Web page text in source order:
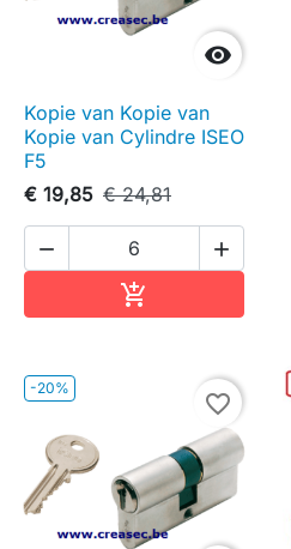

Kopie van Kopie van
Kopie van Cylindre ISEO
F5
€ 19,85 € 24,81
 

-20%
favorite_border